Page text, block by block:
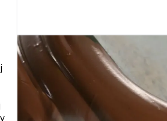
zwracają uwagę cukiernicy, jest
rentowność biznesu. Technologia
w kontekście oblewania polewą, oferuje
innowacyjnych rozwiązań, które
procesy produkcyjne.